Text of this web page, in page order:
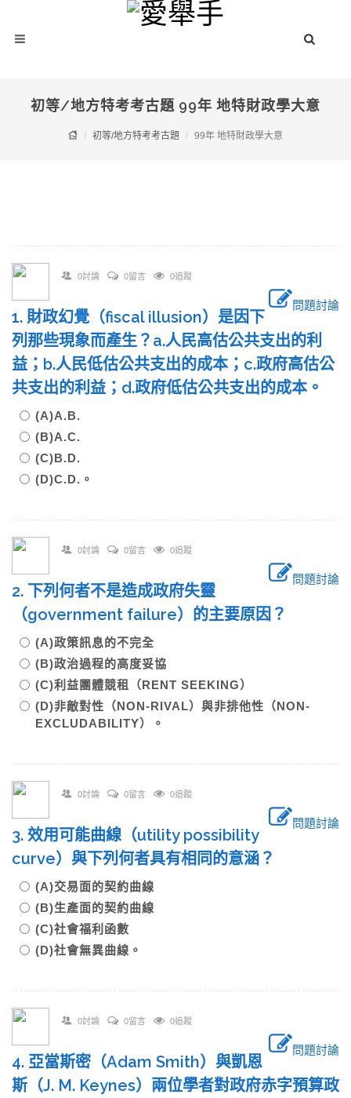
初等/地方特考考古題 99年 地特財政學大意
初等/地方特考考古題 99年 地特財政學大意
0討論 0留言 0追蹤
問題討論
1. 財政幻覺（fiscal illusion）是因下
列那些現象而產生？a.人民高估公共支出的利
益；b.人民低估公共支出的成本；c.政府高估公
共支出的利益；d.政府低估公共支出的成本。
(A)A.B.
(B)A.C.
(C)B.D.
(D)C.D.。
0討論 0留言 0追蹤
問題討論
2. 下列何者不是造成政府失靈
（government failure）的主要原因？
(A)政策訊息的不完全
(B)政治過程的高度妥協
(C)利益團體競租（RENT SEEKING）
(D)非敵對性（NON-RIVAL）與非排他性（NON-
EXCLUDABILITY）。
0討論 0留言 0追蹤
問題討論
3. 效用可能曲線（utility possibility
curve）與下列何者具有相同的意涵？
(A)交易面的契約曲線
(B)生產面的契約曲線
(C)社會福利函數
(D)社會無異曲線。
0討論 0留言 0追蹤
問題討論
4. 亞當斯密（Adam Smith）與凱恩
斯（J. M. Keynes）兩位學者對政府赤字預算政